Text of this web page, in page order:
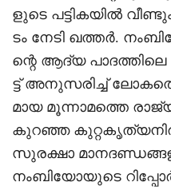
ളുടെ പട്ടികയിൽ
ടം നേടി ഖത്തർ.
ന്റെ ആദ്യ
ട്ട് അനുസരിച്ച്
മായ മൂന്നാമത്തെ
കുറഞ്ഞ
സുരക്ഷാ
നംബിയോയുടെ